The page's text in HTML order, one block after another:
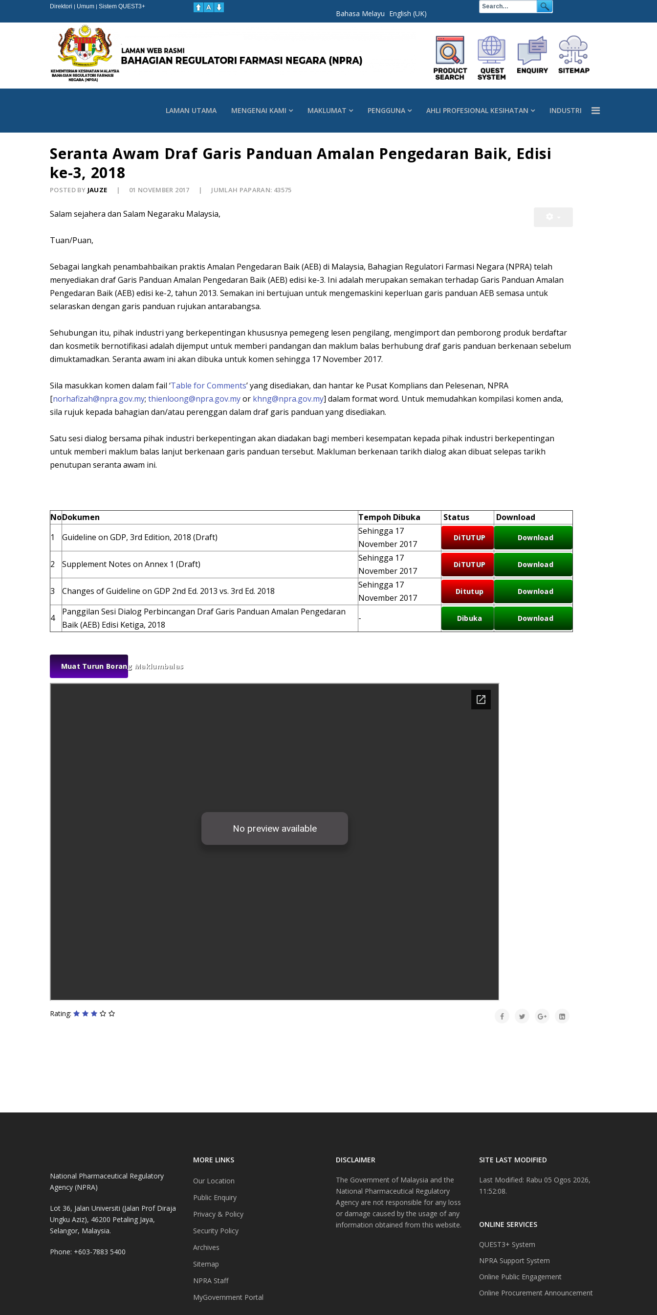
Direktori | Umum | Sistem QUEST3+
Bahasa Melayu English (UK)
LAMAN UTAMA MENGENAI KAMI MAKLUMAT PENGGUNA AHLI PROFESIONAL KESIHATAN INDUSTRI
Seranta Awam Draf Garis Panduan Amalan Pengedaran Baik, Edisi
ke-3, 2018
POSTED BY JAUZE 01 NOVEMBER 2017 JUMLAH PAPARAN: 43575
Salam sejahera dan Salam Negaraku Malaysia,
Tuan/Puan,
Sebagai langkah penambahbaikan praktis Amalan Pengedaran Baik (AEB) di Malaysia, Bahagian Regulatori Farmasi Negara (NPRA) telah
menyediakan draf Garis Panduan Amalan Pengedaran Baik (AEB) edisi ke-3. Ini adalah merupakan semakan terhadap Garis Panduan Amalan
Pengedaran Baik (AEB) edisi ke-2, tahun 2013. Semakan ini bertujuan untuk mengemaskini keperluan garis panduan AEB semasa untuk
selaraskan dengan garis panduan rujukan antarabangsa.
Sehubungan itu, pihak industri yang berkepentingan khususnya pemegeng lesen pengilang, mengimport dan pemborong produk berdaftar
dan kosmetik bernotifikasi adalah dijemput untuk memberi pandangan dan maklum balas berhubung draf garis panduan berkenaan sebelum
dimuktamadkan. Seranta awam ini akan dibuka untuk komen sehingga 17 November 2017.
Sila masukkan komen dalam fail ‘Table for Comments’ yang disediakan, dan hantar ke Pusat Komplians dan Pelesenan, NPRA
[norhafizah@npra.gov.my; thienloong@npra.gov.myor khng@npra.gov.my] dalam format word. Untuk memudahkan kompilasi komen anda,
sila rujuk kepada bahagian dan/atau perenggan dalam draf garis panduan yang disediakan.
Satu sesi dialog bersama pihak industri berkepentingan akan diadakan bagi memberi kesempatan kepada pihak industri berkepentingan
untuk memberi maklum balas lanjut berkenaan garis panduan tersebut. Makluman berkenaan tarikh dialog akan dibuat selepas tarikh
penutupan seranta awam ini.
NoDokumen Tempoh Dibuka Status
Download
1
Guideline on GDP, 3rd Edition, 2018 (Draft)
Sehingga 17
November 2017
DiTUTUP Download
2 Supplement Notes on Annex 1 (Draft)
Sehingga 17
November 2017
DiTUTUP Download
3 Changes of Guideline on GDP 2nd Ed. 2013 vs. 3rd Ed. 2018
Sehingga 17
November 2017
Ditutup Download
4
Panggilan Sesi Dialog Perbincangan Draf Garis Panduan Amalan Pengedaran
Baik (AEB) Edisi Ketiga, 2018
- Dibuka Download
Muat Turun Borang Maklumbalas
Rating:
National Pharmaceutical Regulatory
Agency (NPRA)
Lot 36, Jalan Universiti (Jalan Prof Diraja
Ungku Aziz), 46200 Petaling Jaya,
Selangor, Malaysia.
Phone: +603-7883 5400
MORE LINKS
Our Location
Public Enquiry
Privacy & Policy
Security Policy
Archives
Sitemap
NPRA Staff
MyGovernment Portal
DISCLAIMER
The Government of Malaysia and the
National Pharmaceutical Regulatory
Agency are not responsible for any loss
or damage caused by the usage of any
information obtained from this website.
SITE LAST MODIFIED
Last Modified: Rabu 05 Ogos 2026,
11:52:08.
ONLINE SERVICES
QUEST3+ System
NPRA Support System
Online Public Engagement
Online Procurement Announcement